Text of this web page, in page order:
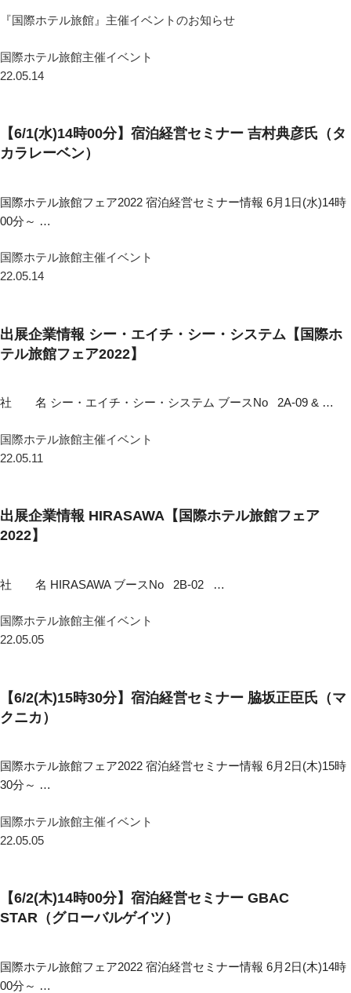
『国際ホテル旅館』主催イベントのお知らせ
国際ホテル旅館主催イベント
22.05.14
【6/1(水)14時00分】宿泊経営セミナー 吉村典彦氏（タ
カラレーベン）
国際ホテル旅館フェア2022 宿泊経営セミナー情報 6月1日(水)14時
00分～ …
国際ホテル旅館主催イベント
22.05.14
出展企業情報 シー・エイチ・シー・システム【国際ホ
テル旅館フェア2022】
社 名 シー・エイチ・シー・システム ブースNo 2A-09 & …
国際ホテル旅館主催イベント
22.05.11
出展企業情報 HIRASAWA【国際ホテル旅館フェア
2022】
社 名 HIRASAWA ブースNo 2B-02 …
国際ホテル旅館主催イベント
22.05.05
【6/2(木)15時30分】宿泊経営セミナー 脇坂正臣氏（マ
クニカ）
国際ホテル旅館フェア2022 宿泊経営セミナー情報 6月2日(木)15時
30分～ …
国際ホテル旅館主催イベント
22.05.05
【6/2(木)14時00分】宿泊経営セミナー GBAC
STAR（グローバルゲイツ）
国際ホテル旅館フェア2022 宿泊経営セミナー情報 6月2日(木)14時
00分～ …